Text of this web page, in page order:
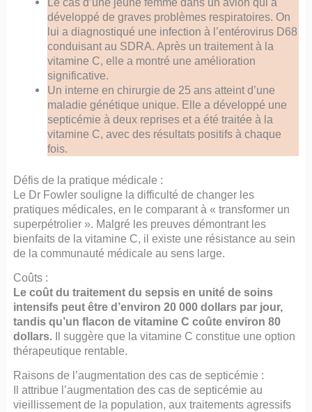
développé de graves problèmes respiratoires. On
lui a diagnostiqué une infection à l’entérovirus D68
conduisant au SDRA. Après un traitement à la
vitamine C, elle a montré une amélioration
significative.
Un interne en chirurgie de 25 ans atteint d’une
maladie génétique unique. Elle a développé une
septicémie à deux reprises et a été traitée à la
vitamine C, avec des résultats positifs à chaque
fois.
Défis de la pratique médicale :
Le Dr Fowler souligne la difficulté de changer les
pratiques médicales, en le comparant à « transformer un
superpétrolier ». Malgré les preuves démontrant les
bienfaits de la vitamine C, il existe une résistance au sein
de la communauté médicale au sens large.
Coûts :
Le coût du traitement du sepsis en unité de soins
intensifs peut être d’environ 20 000 dollars par jour,
tandis qu’un flacon de vitamine C coûte environ 80
dollars.Il suggère que la vitamine C constitue une option
thérapeutique rentable.
Raisons de l’augmentation des cas de septicémie :
Il attribue l’augmentation des cas de septicémie au
vieillissement de la population, aux traitements agressifs